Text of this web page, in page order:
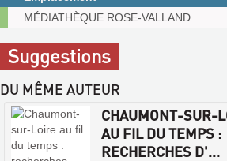
Exemplaires
MÉDIATHÈQUE ROSE-VALLAND
Suggestions
DU MÊME AUTEUR
CHAUMONT-SUR-
AU FIL DU TEMPS :
RECHERCHES D'...